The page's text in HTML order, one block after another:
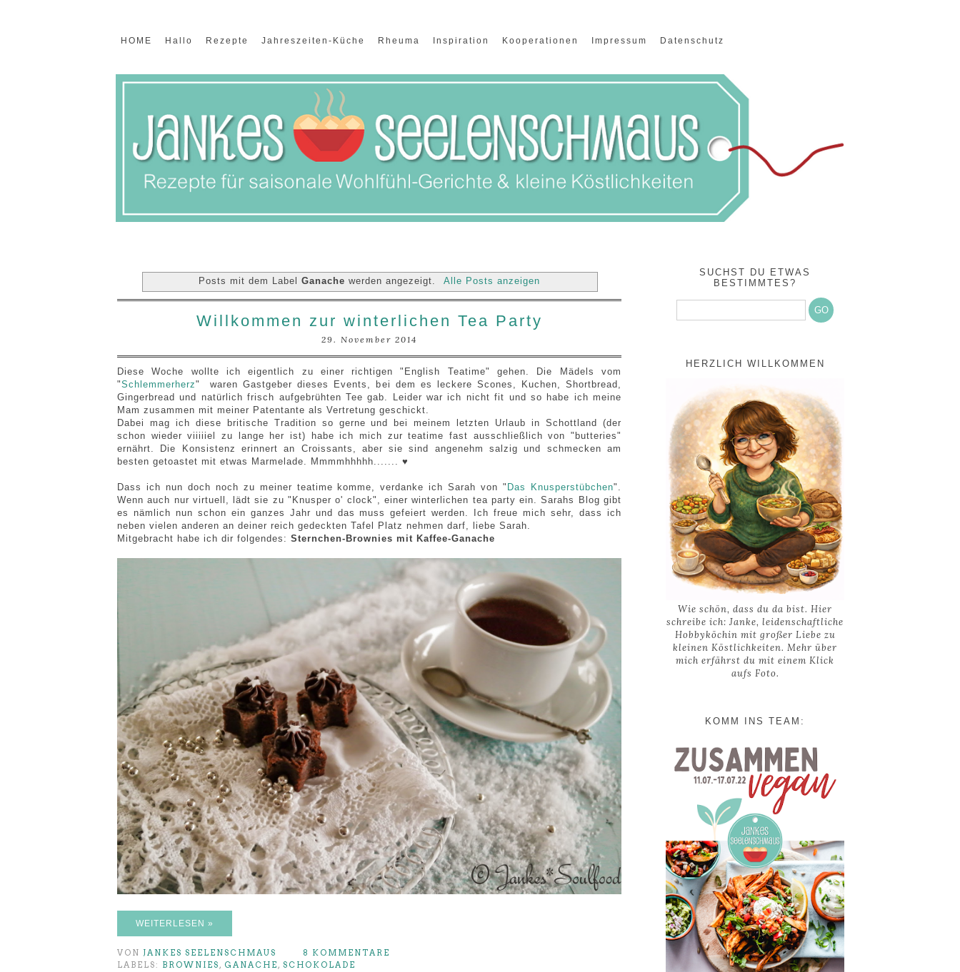
HOME Hallo Rezepte Jahreszeiten-Küche Rheuma Inspiration Kooperationen Impressum Datenschutz
Posts mit dem LabelGanache werden angezeigt. Alle Posts anzeigen
Willkommen zur winterlichen Tea Party
29. November 2014
Diese Woche wollte ich eigentlich zu einer richtigen "English Teatime" gehen. Die Mädels vom
"Schlemmerherz" waren Gastgeber dieses Events, bei dem es leckere Scones, Kuchen, Shortbread,
Gingerbread und natürlich frisch aufgebrühten Tee gab.
Leider war ich nicht fit und so habe ich meine
Mam zusammen mit meiner Patentante als Vertretung geschickt.
Dabei mag ich diese britische Tradition so gerne und bei meinem letzten Urlaub in Schottland (der
schon wieder viiiiiel zu lange her ist) habe ich mich zur teatime fast ausschließlich von "butteries"
ernährt. Die Konsistenz erinnert an Croissants, aber sie sind angenehm salzig und schmecken am
besten getoastet mit etwas Marmelade. Mmmmhhhhh....... ♥
Dass ich nun doch noch zu meiner teatime komme, verdanke ich Sarah von " Das Knusperstübchen".
Wenn auch nur virtuell, lädt sie zu "Knusper o' clock", einer winterlichen tea party ein. Sarahs Blog gibt
es nämlich nun schon ein ganzes Jahr und das muss gefeiert werden. Ich freue mich sehr, dass ich
neben vielen anderen an deiner reich gedeckten Tafel Platz nehmen darf, liebe Sarah.
Mitgebracht habe ich dir folgendes: Sternchen-Brownies mit Kaffee-Ganache
WEITERLESEN »
VON JANKES SEELENSCHMAUS
8 KOMMENTARE
LABELS: BROWNIES , GANACHE , SCHOKOLADE
SUCHST DU ETWAS
BESTIMMTES?
HERZLICH WILLKOMMEN
Wie schön, dass du da bist. Hier
schreibe ich: Janke, leidenschaftliche
Hobbyköchin mit großer Liebe zu
kleinen Köstlichkeiten. Mehr über
mich erfährst du mit einem Klick
aufs Foto.
KOMM INS TEAM: